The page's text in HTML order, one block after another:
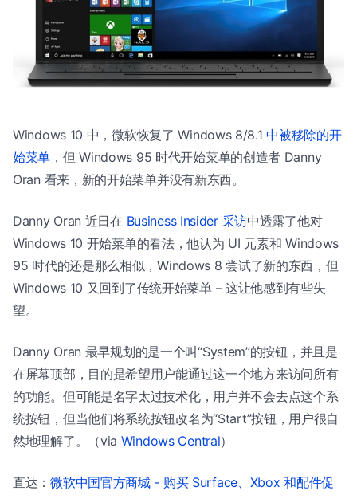
Windows 10 中，微软恢复了 Windows 8/8.1中被移除的开
始菜单 ，但 Windows 95 时代开始菜单的创造者 Danny
Oran 看来，新的开始菜单并没有新东西。
Danny Oran 近日在 Business Insider 采访中透露了他对
Windows 10 开始菜单的看法，他认为 UI 元素和 Windows
95 时代的还是那么相似，Windows 8 尝试了新的东西，但
Windows 10 又回到了传统开始菜单 – 这让他感到有些失
望。
Danny Oran 最早规划的是一个叫“System”的按钮，并且是
在屏幕顶部，目的是希望用户能通过这一个地方来访问所有
的功能。但可能是名字太过技术化，用户并不会去点这个系
统按钮，但当他们将系统按钮改名为“Start”按钮，用户很自
然地理解了。（via Windows Central）
直达：微软中国官方商城 - 购买 Surface、Xbox 和配件促